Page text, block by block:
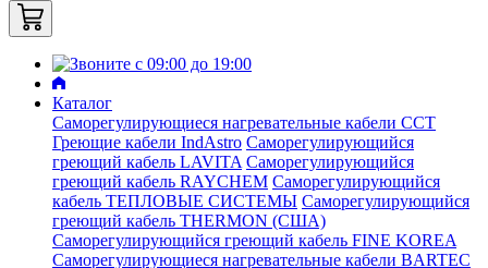
Каталог
Саморегулирующиеся нагревательные кабели ССТ
Греющие кабели IndAstro Саморегулирующийся
греющий кабель LAVITA Саморегулирующийся
греющий кабель RAYCHEM Саморегулирующийся
кабель ТЕПЛОВЫЕ СИСТЕМЫ Саморегулирующийся
греющий кабель THERMON (США)
Саморегулирующийся греющий кабель FINE KOREA
Саморегулирующиеся нагревательные кабели BARTEC